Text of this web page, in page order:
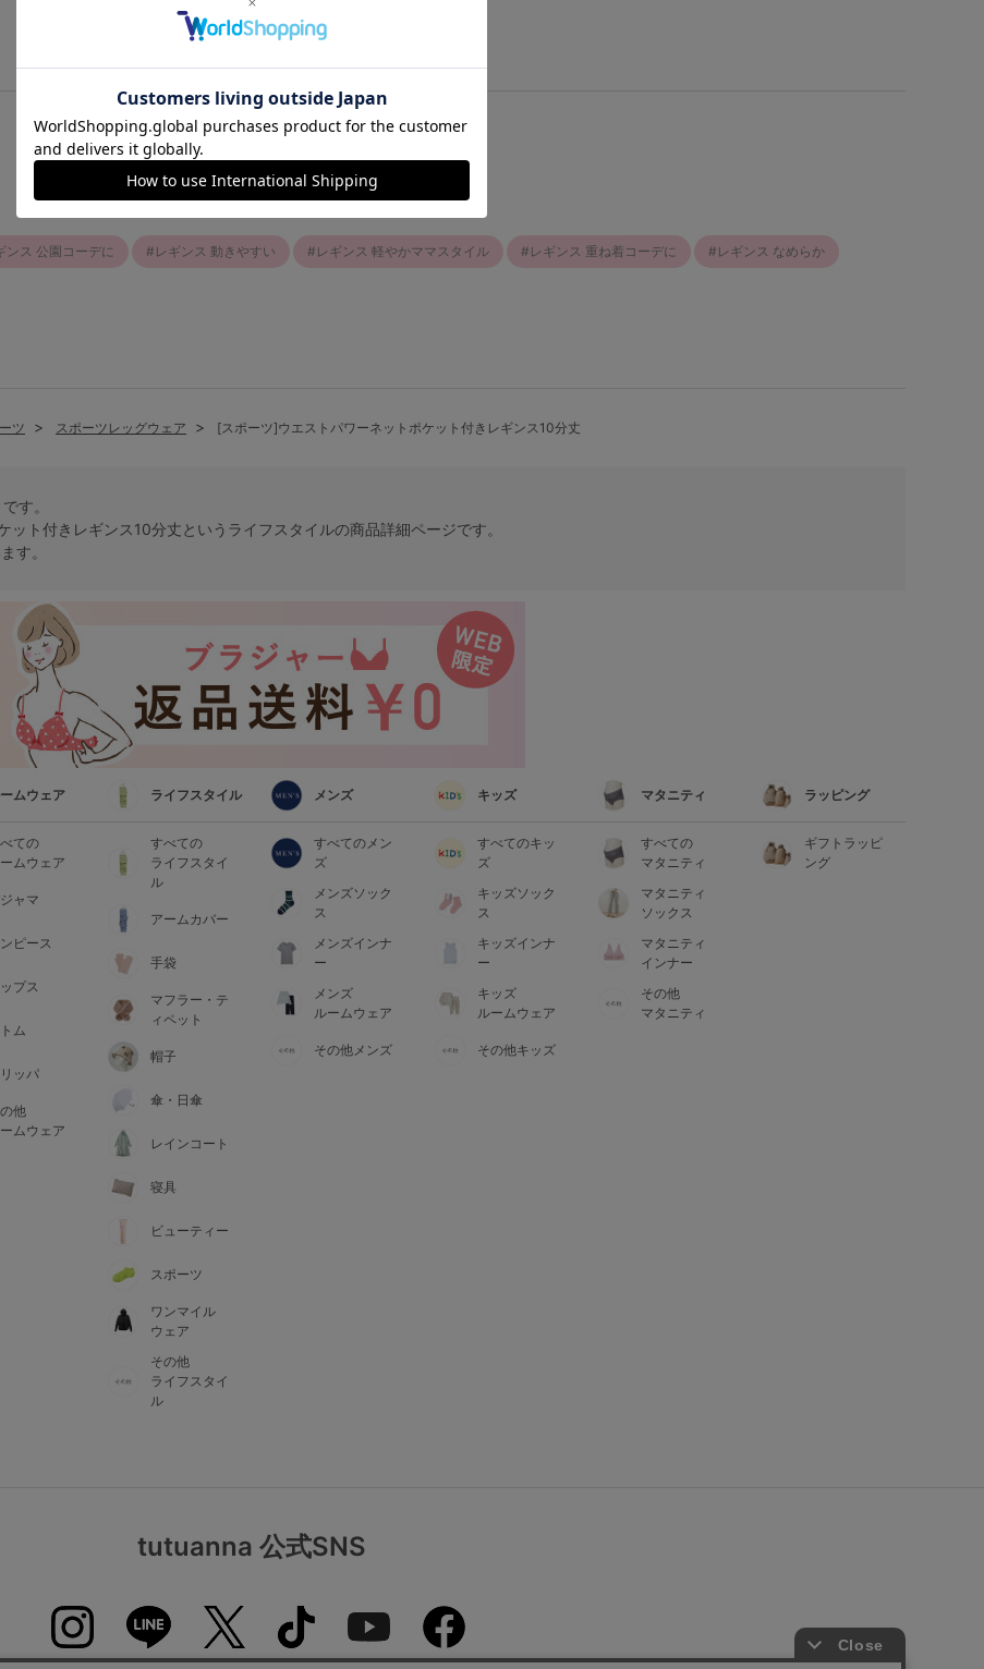
この商品と一緒に見られている商品
最近チェックしたアイテム
ンス 公園コーデに レギンス 動きやすい レギンス 軽やかママスタイル レギンス 重ね着コーデに レギンス なめらか
ツ スポーツレッグウェア [スポーツ]ウエストパワーネットポケット付きレギンス10分丈
す。
ット付きレギンス10分丈という ライフスタイルの商品詳細ページです。
す。
ムウェア
ての
ムウェア
ャマ
ピース
ップス
ム
ッパ
他
ムウェア
ライフスタイル
すべての
ライフスタイ
ル
アームカバー
手袋
マフラー・テ
ィペット
帽子
傘・日傘
レインコート
寝具
ビューティー
スポーツ
ワンマイル
ウェア
その他
ライフスタイ
ル
メンズ
すべてのメン
ズ
メンズソック
ス
メンズインナ
ー
メンズ
ルームウェア
その他メンズ
キッズ
すべてのキッ
ズ
キッズソック
ス
キッズインナ
ー
キッズ
ルームウェア
その他キッズ
マタニティ
すべての
マタニティ
マタニティ
ソックス
マタニティ
インナー
その他
マタニティ
ラッピング
ギフトラッピ
ング
tutuanna 公式SNS